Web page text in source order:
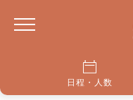
日程・人数